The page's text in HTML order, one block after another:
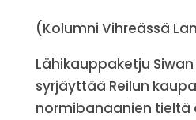
(Kolumni Vihreässä
Lähikauppaketju
syrjäyttää Reilun
normibanaanien tieltä